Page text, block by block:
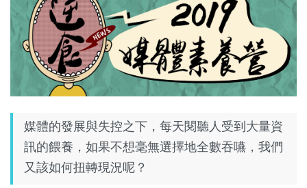
關於我們
監督觀察
優質兒少
研究計畫
捐款支持
媒體的發展與失控之下，每天閱聽人受到大量資
訊的餵養，如果不想毫無選擇地全數吞嚥，我們
又該如何扭轉現況呢？